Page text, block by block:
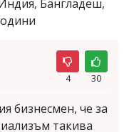
Бангладеш,
4 30
бизнесмен, че за
такива